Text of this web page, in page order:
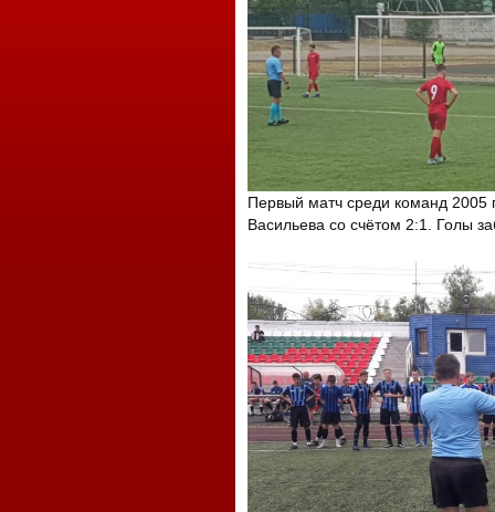
Первый матч среди команд 2005
Васильева со счётом 2:1. Голы